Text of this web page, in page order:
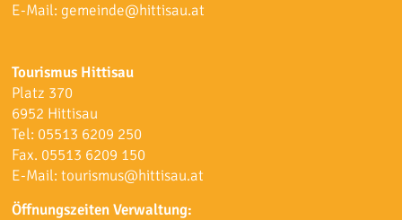
E-Mail: gemeinde@hittisau.at
Tourismus Hittisau
Platz 370
6952 Hittisau
Tel: 05513 6209 250
Fax. 05513 6209 150
E-Mail:tourismus@hittisau.at
Öffnungszeiten Verwaltung: